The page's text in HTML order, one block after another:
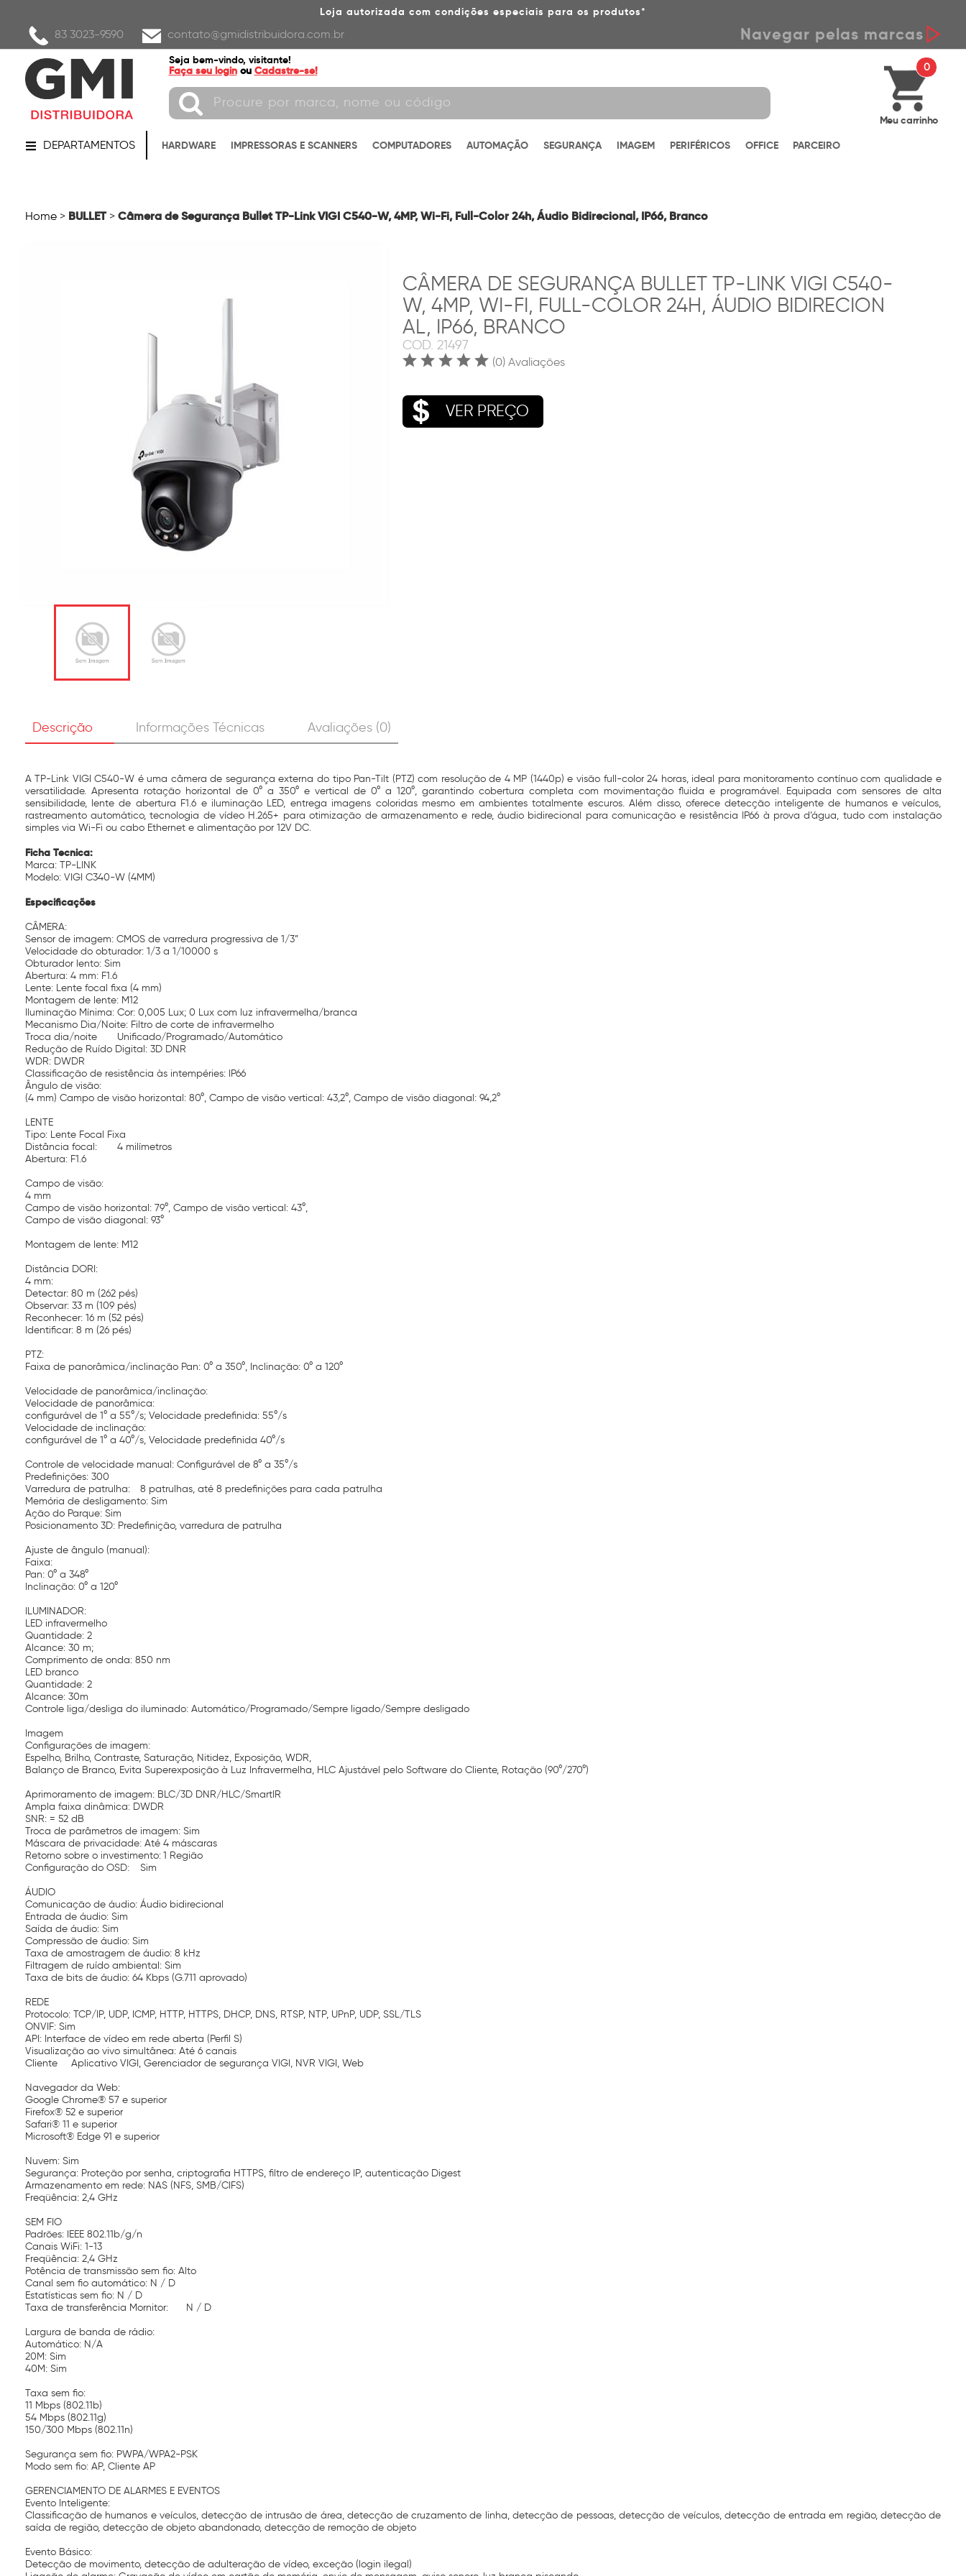
Loja autorizada com condições especiais para os produtos*
83 3023-9590 contato@gmidistribuidora.com.br Navegar pelas marcas
Seja bem-vindo, visitante!
Faça seu login ou Cadastre-se! 0
Meu carrinho
DEPARTAMENTOS HARDWARE IMPRESSORAS E SCANNERS COMPUTADORES AUTOMAÇÃO SEGURANÇA IMAGEM PERIFÉRICOS OFFICE PARCEIRO
Home > BULLET > Câmera de Segurança Bullet TP-Link VIGI C540-W, 4MP, Wi-Fi, Full-Color 24h, Áudio Bidirecional, IP66, Branco
CÂMERA DE SEGURANÇA BULLET TP-LINK VIGI C540-
W, 4MP, WI-FI, FULL-COLOR 24H, ÁUDIO BIDIRECION
AL, IP66, BRANCO
COD. 21497
(0) Avaliações
VER PREÇO
Descrição Informações Técnicas Avaliações (0)
A TP-Link VIGI C540-W é uma câmera de segurança externa do tipo Pan-Tilt (PTZ) com resolução de 4 MP (1440p) e visão full-color 24 horas, ideal para monitoramento contínuo com qualidade e
versatilidade. Apresenta rotação horizontal de 0° a 350° e vertical de 0° a 120°, garantindo cobertura completa com movimentação fluida e programável. Equipada com sensores de alta
sensibilidade, lente de abertura F1.6 e iluminação LED, entrega imagens coloridas mesmo em ambientes totalmente escuros. Além disso, oferece detecção inteligente de humanos e veículos,
rastreamento automático, tecnologia de vídeo H.265+ para otimização de armazenamento e rede, áudio bidirecional para comunicação e resistência IP66 à prova d’água, tudo com instalação
simples via Wi-Fi ou cabo Ethernet e alimentação por 12V DC.
Ficha Tecnica:
Marca: TP-LINK
Modelo: VIGI C340-W (4MM)
Especificações
CÂMERA:
Sensor de imagem: CMOS de varredura progressiva de 1/3”
Velocidade do obturador: 1/3 a 1/10000 s
Obturador lento: Sim
Abertura: 4 mm: F1.6
Lente: Lente focal fixa (4 mm)
Montagem de lente: M12
Iluminação Mínima: Cor: 0,005 Lux; 0 Lux com luz infravermelha/branca
Mecanismo Dia/Noite: Filtro de corte de infravermelho
Troca dia/noite
Unificado/Programado/Automático
Redução de Ruído Digital: 3D DNR
WDR: DWDR
Classificação de resistência às intempéries: IP66
Ângulo de visão:
(4 mm) Campo de visão horizontal: 80°, Campo de visão vertical: 43,2°, Campo de visão diagonal: 94,2°
LENTE
Tipo: Lente Focal Fixa
Distância focal:
4 milímetros
Abertura: F1.6
Campo de visão:
4 mm
Campo de visão horizontal: 79°, Campo de visão vertical: 43°,
Campo de visão diagonal: 93°
Montagem de lente: M12
Distância DORI:
4 mm:
Detectar: 80 m (262 pés)
Observar: 33 m (109 pés)
Reconhecer: 16 m (52 pés)
Identificar: 8 m (26 pés)
PTZ:
Faixa de panorâmica/inclinação Pan: 0° a 350°, Inclinação: 0° a 120°
Velocidade de panorâmica/inclinação:
Velocidade de panorâmica:
configurável de 1° a 55°/s; Velocidade predefinida: 55°/s
Velocidade de inclinação:
configurável de 1° a 40°/s, Velocidade predefinida 40°/s
Controle de velocidade manual: Configurável de 8° a 35°/s
Predefinições: 300
Varredura de patrulha:
8 patrulhas, até 8 predefinições para cada patrulha
Memória de desligamento: Sim
Ação do Parque: Sim
Posicionamento 3D: Predefinição, varredura de patrulha
Ajuste de ângulo (manual):
Faixa:
Pan: 0° a 348°
Inclinação: 0° a 120°
ILUMINADOR:
LED infravermelho
Quantidade: 2
Alcance: 30 m;
Comprimento de onda: 850 nm
LED branco
Quantidade: 2
Alcance: 30m
Controle liga/desliga do iluminado: Automático/Programado/Sempre ligado/Sempre desligado
Imagem
Configurações de imagem:
Espelho, Brilho, Contraste, Saturação, Nitidez, Exposição, WDR,
Balanço de Branco, Evita Superexposição à Luz Infravermelha, HLC Ajustável pelo Software do Cliente, Rotação (90°/270°)
Aprimoramento de imagem: BLC/3D DNR/HLC/SmartIR
Ampla faixa dinâmica: DWDR
SNR: = 52 dB
Troca de parâmetros de imagem: Sim
Máscara de privacidade: Até 4 máscaras
Retorno sobre o investimento: 1 Região
Configuração do OSD:
Sim
ÁUDIO
Comunicação de áudio: Áudio bidirecional
Entrada de áudio: Sim
Saída de áudio: Sim
Compressão de áudio: Sim
Taxa de amostragem de áudio: 8 kHz
Filtragem de ruído ambiental: Sim
Taxa de bits de áudio: 64 Kbps (G.711 aprovado)
REDE
Protocolo: TCP/IP, UDP, ICMP, HTTP, HTTPS, DHCP, DNS, RTSP, NTP, UPnP, UDP, SSL/TLS
ONVIF: Sim
API: Interface de vídeo em rede aberta (Perfil S)
Visualização ao vivo simultânea: Até 6 canais
Cliente
Aplicativo VIGI, Gerenciador de segurança VIGI, NVR VIGI, Web
Navegador da Web:
Google Chrome® 57 e superior
Firefox® 52 e superior
Safari® 11 e superior
Microsoft® Edge 91 e superior
Nuvem: Sim
Segurança: Proteção por senha, criptografia HTTPS, filtro de endereço IP, autenticação Digest
Armazenamento em rede: NAS (NFS, SMB/CIFS)
Freqüência: 2,4 GHz
SEM FIO
Padrões: IEEE 802.11b/g/n
Canais WiFi: 1-13
Freqüência: 2,4 GHz
Potência de transmissão sem fio: Alto
Canal sem fio automático: N / D
Estatísticas sem fio: N / D
Taxa de transferência Mornitor:
N / D
Largura de banda de rádio:
Automático: N/A
20M: Sim
40M: Sim
Taxa sem fio:
11 Mbps (802.11b)
54 Mbps (802.11g)
150/300 Mbps (802.11n)
Segurança sem fio: PWPA/WPA2-PSK
Modo sem fio: AP, Cliente AP
GERENCIAMENTO DE ALARMES E EVENTOS
Evento Inteligente:
Classificação de humanos e veículos, detecção de intrusão de área, detecção de cruzamento de linha, detecção de pessoas, detecção de veículos, detecção de entrada em região, detecção de
saída de região, detecção de objeto abandonado, detecção de remoção de objeto
Evento Básico:
Detecção de movimento, detecção de adulteração de vídeo, exceção (login ilegal)